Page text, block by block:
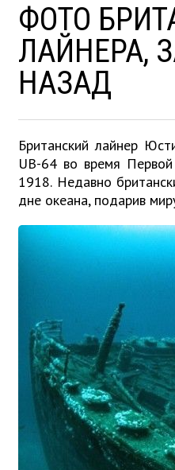
ФОТО
ЛАЙНЕРА,
НАЗАД
Британский лайнер
UB-64 во время
1918. Недавно
дне океана, подарив